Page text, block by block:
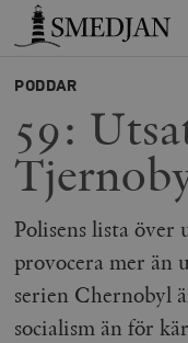
Timbro
PODDAR
59:
Polisens lista över
provocera mer
serien Chernobyl
socialism än för